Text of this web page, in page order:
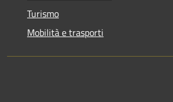
Turismo
Mobilità e trasporti